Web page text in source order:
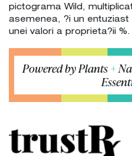
pictograma Wild,
asemenea, ?i un
unei valori a proprieta?ii %.
Powered by Plants+